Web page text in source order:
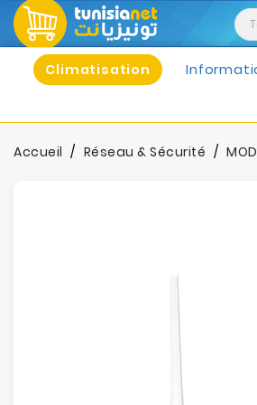
Climatisation
Accueil Réseau & Sécurité